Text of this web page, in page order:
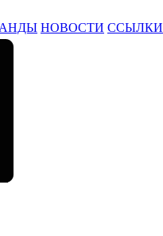
НОВОСТИ ССЫЛКИ